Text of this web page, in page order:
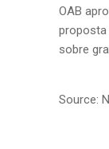
OAB
proposta
sobre
Source: